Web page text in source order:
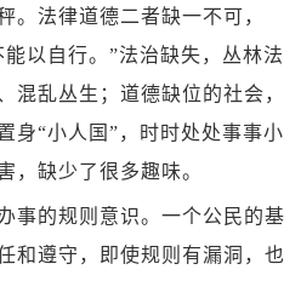
。法律道德二者缺一不可，
以自行。”法治缺失，丛林法
混乱丛生；道德缺位的社会，
身“小人国”，时时处处事事小
，缺少了很多趣味。
事的规则意识。一个公民的基
和遵守，即使规则有漏洞，也